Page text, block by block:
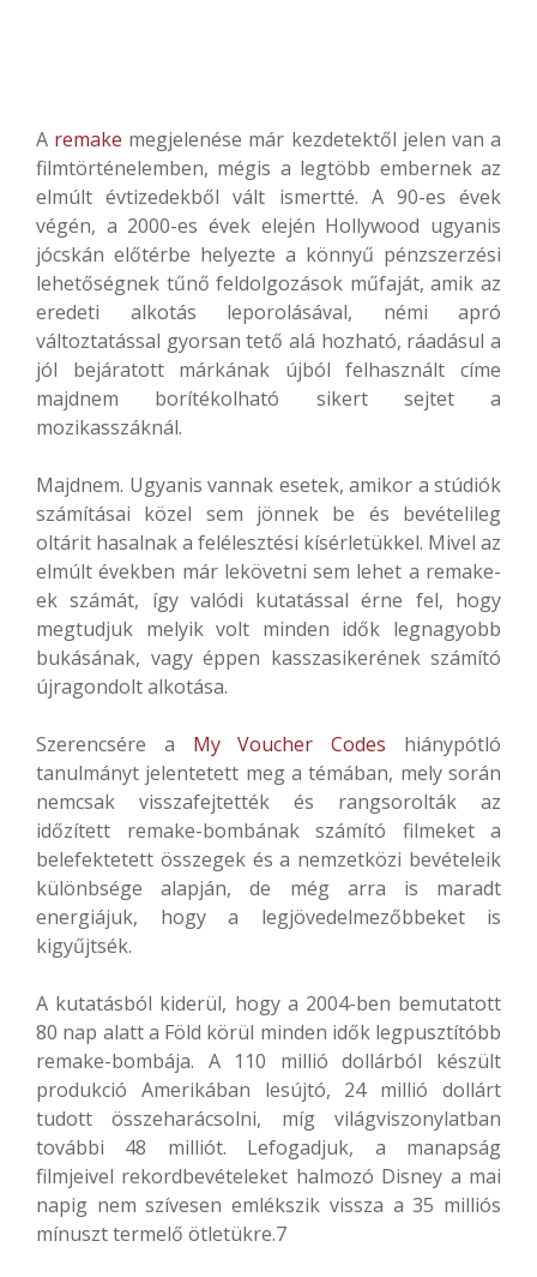
A remake megjelenése már kezdetektől jelen van a
filmtörténelemben, mégis a legtöbb embernek az
elmúlt évtizedekből vált ismertté. A 90-es évek
végén, a 2000-es évek elején Hollywood ugyanis
jócskán előtérbe helyezte a könnyű pénzszerzési
lehetőségnek tűnő feldolgozások műfaját, amik az
eredeti alkotás leporolásával, némi apró
változtatással gyorsan tető alá hozható, ráadásul a
jól bejáratott márkának újból felhasznált címe
majdnem borítékolható sikert sejtet a
mozikasszáknál.
Majdnem. Ugyanis vannak esetek, amikor a stúdiók
számításai közel sem jönnek be és bevételileg
oltárit hasalnak a felélesztési kísérletükkel. Mivel az
elmúlt években már lekövetni sem lehet a remake-
ek számát, így valódi kutatással érne fel, hogy
megtudjuk melyik volt minden idők legnagyobb
bukásának, vagy éppen kasszasikerének számító
újragondolt alkotása.
Szerencsére a My Voucher Codes hiánypótló
tanulmányt jelentetett meg a témában, mely során
nemcsak visszafejtették és rangsorolták az
időzített remake-bombának számító filmeket a
belefektetett összegek és a nemzetközi bevételeik
különbsége alapján, de még arra is maradt
energiájuk, hogy a legjövedelmezőbbeket is
kigyűjtsék.
A kutatásból kiderül, hogy a 2004-ben bemutatott
80 nap alatt a Föld körül minden idők legpusztítóbb
remake-bombája. A 110 millió dollárból készült
produkció Amerikában lesújtó, 24 millió dollárt
tudott összeharácsolni, míg világviszonylatban
további 48 milliót. Lefogadjuk, a manapság
filmjeivel rekordbevételeket halmozó Disney a mai
napig nem szívesen emlékszik vissza a 35 milliós
mínuszt termelő ötletükre.7